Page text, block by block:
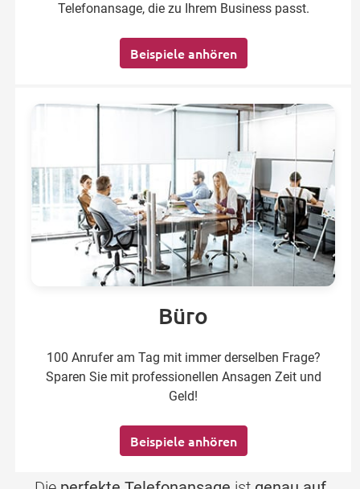
Telefonansage, die zu Ihrem Business passt.
Beispiele anhören
Büro
100 Anrufer am Tag mit immer derselben Frage?
Sparen Sie mit professionellen Ansagen Zeit und
Geld!
Beispiele anhören